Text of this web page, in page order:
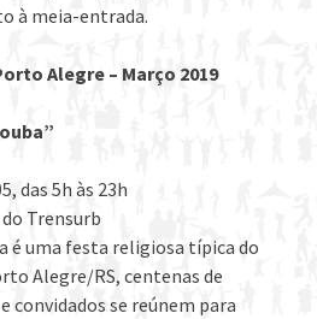
à meia-entrada.
Alegre – Março 2019
das 5h às 23h
Trensurb
é uma festa religiosa típica do
Alegre/RS, centenas de
convidados se reúnem para